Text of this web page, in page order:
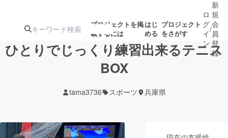
プロジェクトを掲
載するには
はじ
める
プロジェクト
をさがす
ジェクト
募集終了が近いプ
ロジェクト
アート・写真 音楽
ロ
グ
イ
ン
/
新
規
会
員
登
録
ひとりでじっくり練習出来るテニス
BOX
tama3736 スポーツ 兵庫県